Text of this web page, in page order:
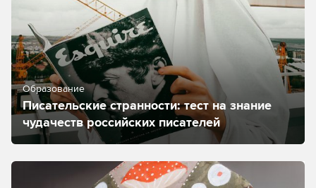
Образование
Писательские странности: тест на знание
чудачеств российских писателей